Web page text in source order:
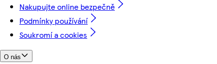
Nakupujte online bezpečně
Podmínky používání
Soukromí a cookies
O nás